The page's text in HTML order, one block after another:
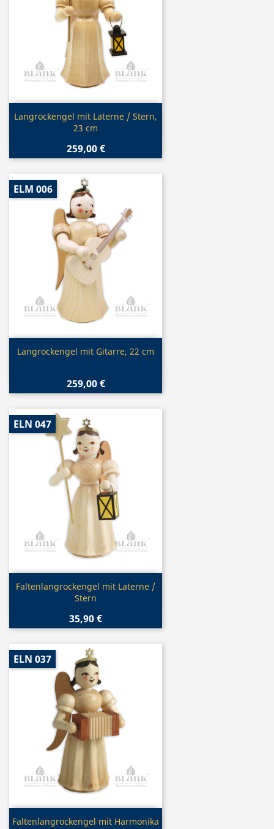
Vorschau
Langrockengel mit Laterne / Stern,
23 cm
259,00 €
Vorschau
Langrockengel mit Gitarre, 22 cm
259,00 €
ELM 006
Vorschau
Faltenlangrockengel mit Laterne /
Stern
35,90 €
ELN 047
Vorschau
Faltenlangrockengel mit Harmonika
ELN 037